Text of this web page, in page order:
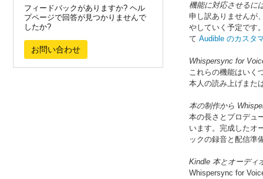
フィードバックがありますか? ヘル
プページで回答が見つかりませんで
したか?
お問い合わせ
機能に対応させるに
申し訳ありませんが
やしていく予定です
て Audible のカスタ
Whispersync for
これらの機能はいく
本人の読み上げまた
本の制作から
本の長さとプロデュ
います。完成したオ
ックの録音と配信準
Kindle 本とオーディ
Whispersync for